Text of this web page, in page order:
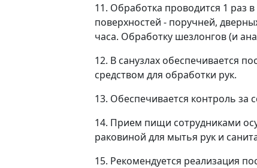
11. Обработка проводится 1 раз
поверхностей - поручней,
часа. Обработку шезлонгов (и
12. В санузлах обеспечивается
средством для обработки рук.
13. Обеспечивается контроль
14. Прием пищи сотрудниками
раковиной для мытья рук и
15. Рекомендуется реализация